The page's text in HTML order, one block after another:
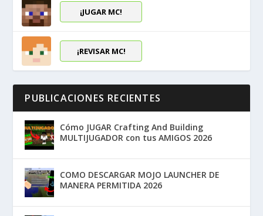
¡JUGAR MC!
¡REVISAR MC!
PUBLICACIONES RECIENTES
Cómo JUGAR Crafting And Building
MULTIJUGADOR con tus AMIGOS 2026
COMO DESCARGAR MOJO LAUNCHER DE
MANERA PERMITIDA 2026